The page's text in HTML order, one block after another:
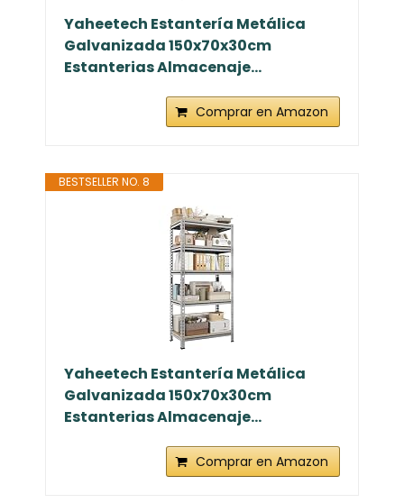
Yaheetech Estantería Metálica
Galvanizada 150x70x30cm
Estanterias Almacenaje...
Comprar en Amazon
BESTSELLER NO. 8
Yaheetech Estantería Metálica
Galvanizada 150x70x30cm
Estanterias Almacenaje...
Comprar en Amazon